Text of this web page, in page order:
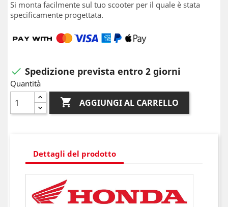
Si monta facilmente sul tuo scooter per il quale è stata
specificamente progettata.
 Spedizione prevista entro 2 giorni
Quantità
 AGGIUNGI AL CARRELLO
Dettagli del prodotto